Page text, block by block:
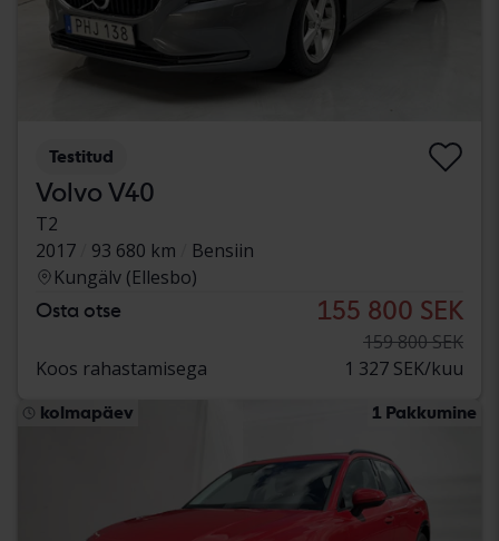
Testitud
Volvo V40
T2
2017
93 680 km
Bensiin
Kungälv (Ellesbo)
Osta otse 155 800 SEK
159 800 SEK
Koos rahastamisega
1 327 SEK/kuu
kolmapäev 1 Pakkumine